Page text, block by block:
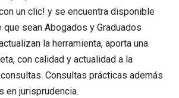
un clic! y se encuentra disponible
sean Abogados y Graduados
la herramienta, aporta una
con calidad y actualidad a la
Consultas prácticas además
en jurisprudencia.